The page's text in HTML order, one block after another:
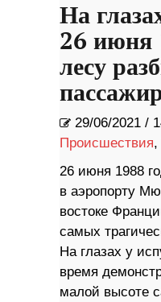
На
26 июня
лесу
29/06/2021 /
Происшествия,
26 июня 1988
в аэропорту
востоке
самых
На глазах у
время
малой высоте